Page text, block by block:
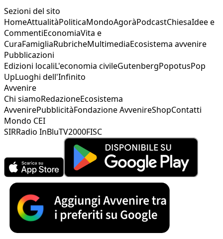
Sezioni del sito
HomeAttualitàPoliticaMondoAgoràPodcastChiesaIdee e
CommentiEconomiaVita e
CuraFamigliaRubricheMultimediaEcosistema avvenire
Pubblicazioni
Edizioni localiL'economia civileGutenbergPopotusPop
UpLuoghi dell'Infinito
Avvenire
Chi siamoRedazioneEcosistema
AvvenirePubblicitàFondazione AvvenireShopContatti
Mondo CEI
SIRRadio InBluTV2000FISC